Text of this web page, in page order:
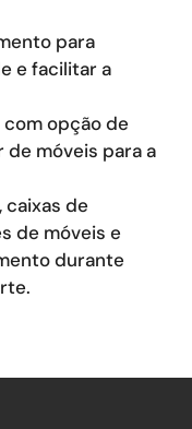
para
e facilitar a
opção de
móveis para a
caixas de
de móveis e
durante